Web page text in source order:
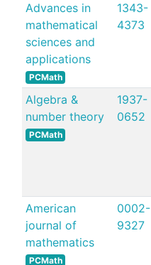
Advances in
mathematical
sciences and
applications
PCMath
1343-
4373
Algebra &
number theory
PCMath
1937-
0652
American
journal of
mathematics
PCMath
0002-
9327